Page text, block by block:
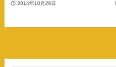
2014年10月26日